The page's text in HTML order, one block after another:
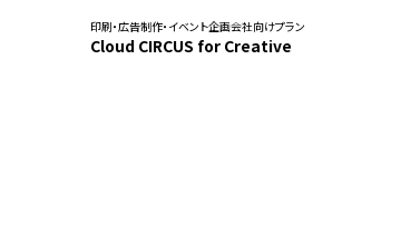
印刷・広告制作・イベント企画会社向けプラン
Cloud CIRCUS for Creative